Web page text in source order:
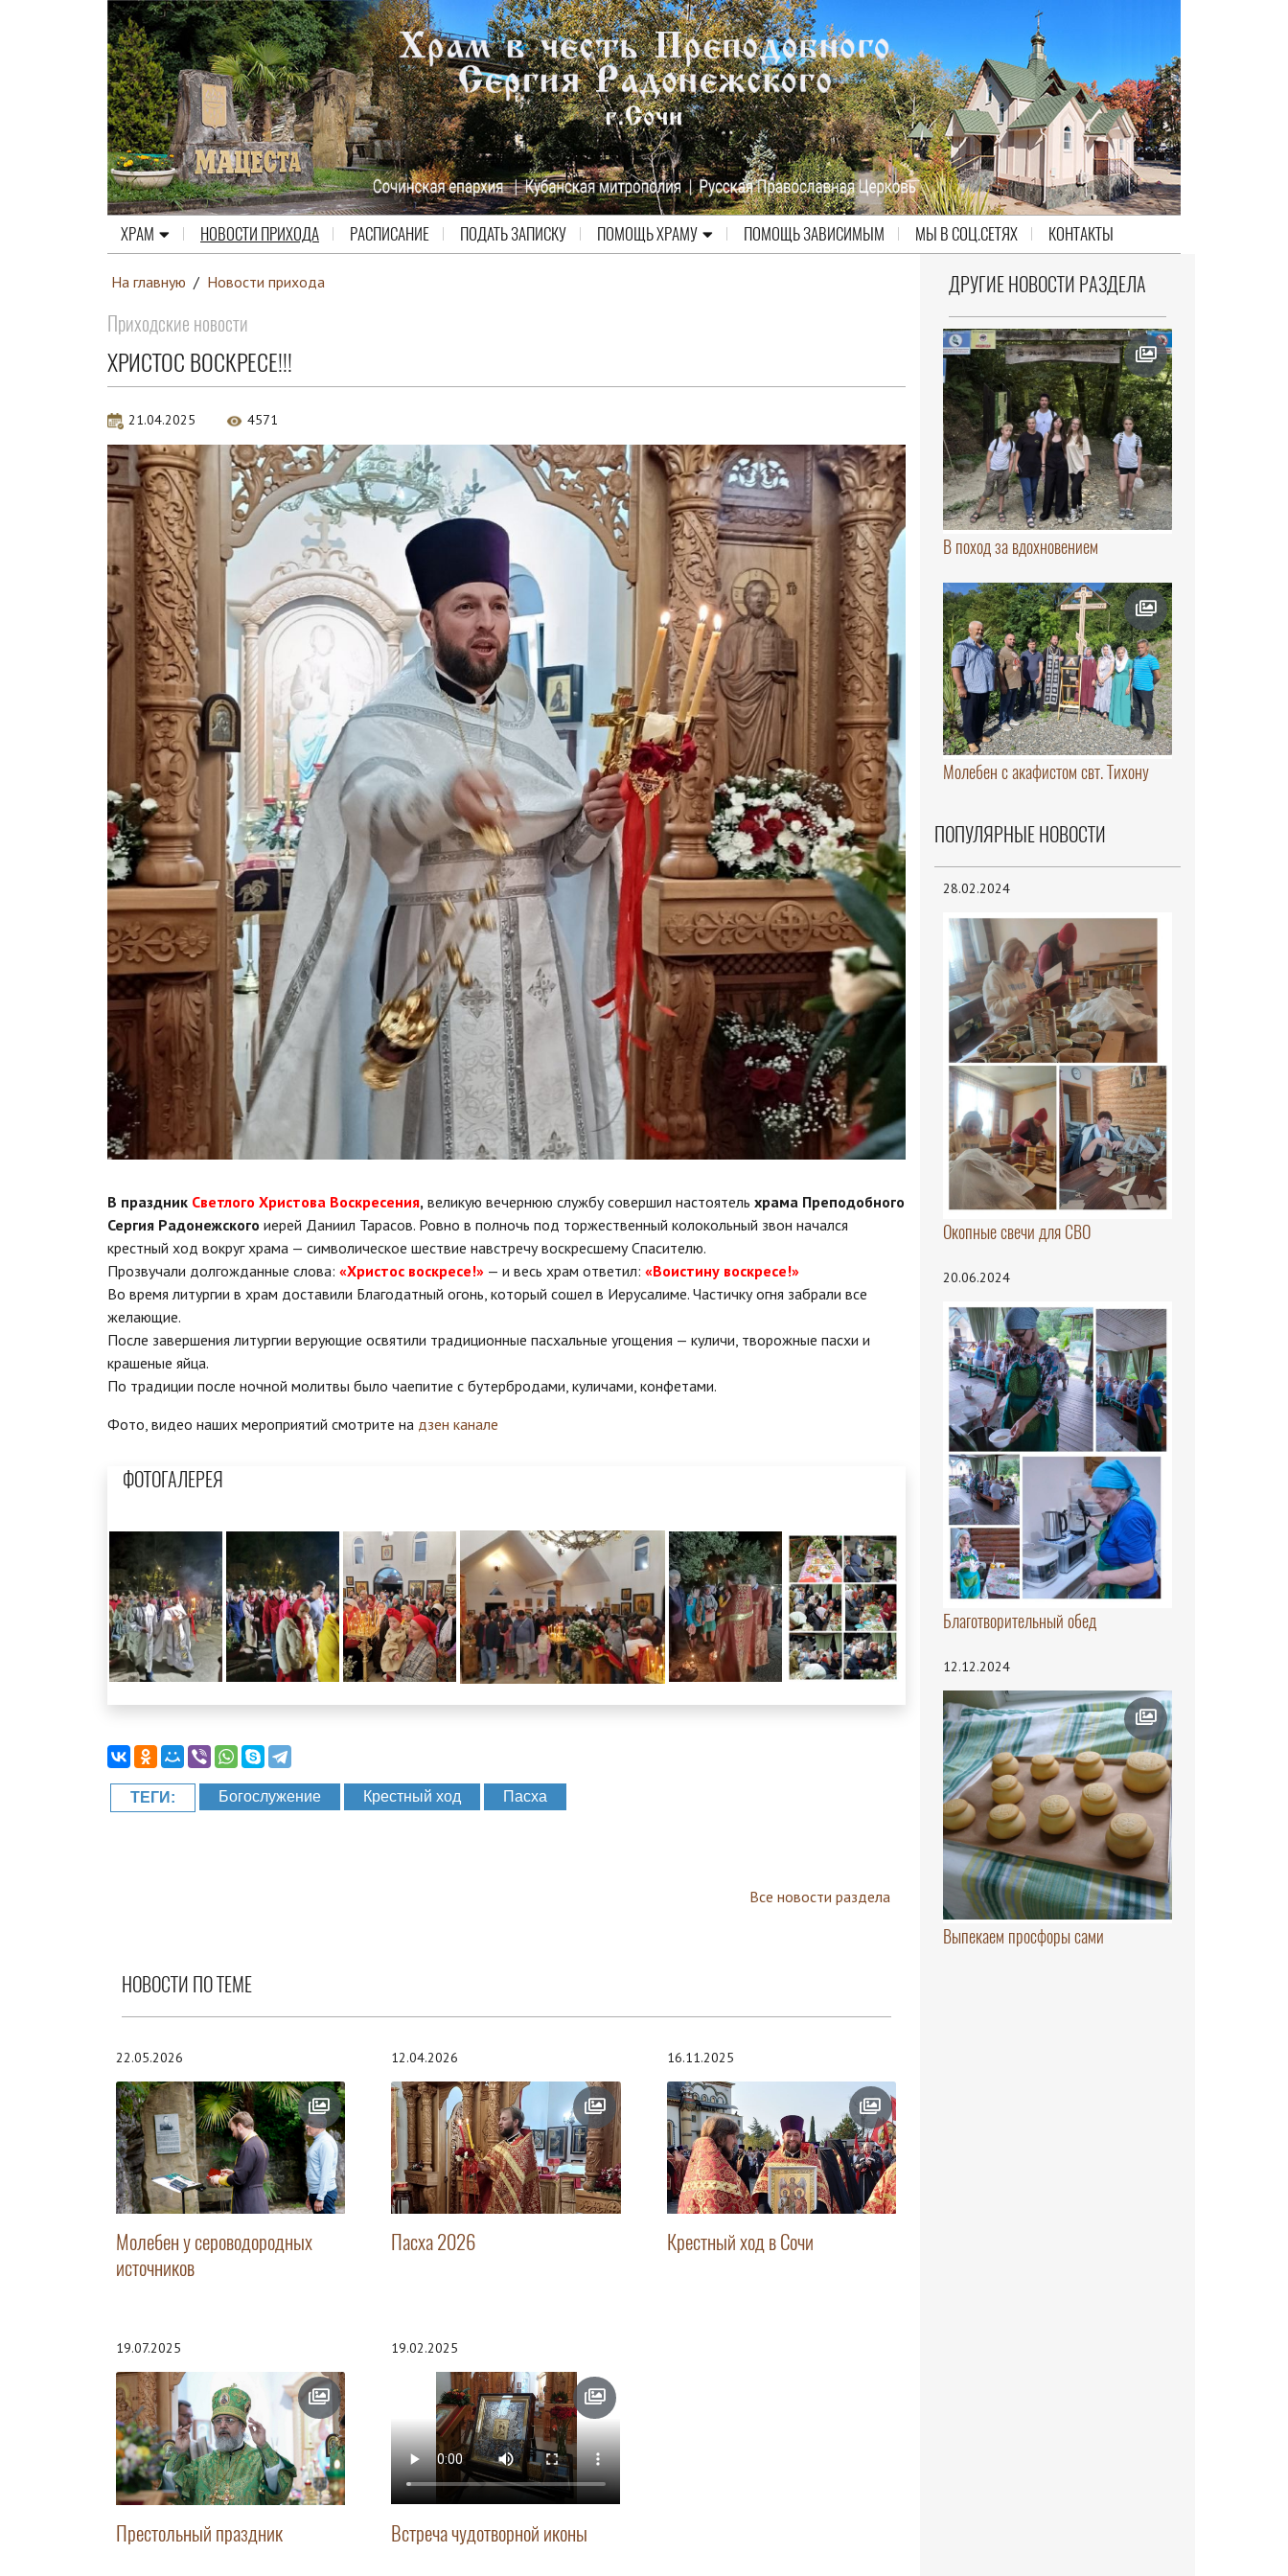
ХРАМ НОВОСТИ ПРИХОДА РАСПИСАНИЕ ПОДАТЬ ЗАПИСКУ ПОМОЩЬ ХРАМУ ПОМОЩЬ ЗАВИСИМЫМ МЫ В СОЦ.СЕТЯХ КОНТАКТЫ
На главную / Новости прихода
Приходские новости
ХРИСТОС ВОСКРЕСЕ!!!
21.04.2025 4571
В праздник Светлого Христова Воскресения, великую вечернюю службу совершил настоятель храма Преподобного
Сергия Радонежского иерей Даниил Тарасов. Ровно в полночь под торжественный колокольный звон начался
крестный ход вокруг храма — символическое шествие навстречу воскресшему Спасителю.
Прозвучали долгожданные слова: «Христос воскресе!» — и весь храм ответил: «Воистину воскресе!»
Во время литургии в храм доставили Благодатный огонь, который сошел в Иерусалиме. Частичку огня забрали все
желающие.
После завершения литургии верующие освятили традиционные пасхальные угощения — куличи, творожные пасхи и
крашеные яйца.
По традиции после ночной молитвы было чаепитие с бутербродами, куличами, конфетами.
Фото, видео наших мероприятий смотрите на дзен канале
ФОТОГАЛЕРЕЯ
ТЕГИ: Богослужение Крестный ход Пасха
Все новости раздела
НОВОСТИ ПО ТЕМЕ
22.05.2026
Молебен у сероводородных
источников
12.04.2026
Пасха 2026
16.11.2025
Крестный ход в Сочи
19.07.2025
Престольный праздник
19.02.2025
Встреча чудотворной иконы
ДРУГИЕ НОВОСТИ РАЗДЕЛА
В поход за вдохновением
Молебен с акафистом свт. Тихону
ПОПУЛЯРНЫЕ НОВОСТИ
28.02.2024
Окопные свечи для СВО
20.06.2024
Благотворительный обед
12.12.2024
Выпекаем просфоры сами